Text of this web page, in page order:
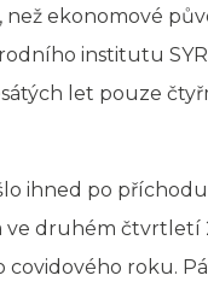
než ekonomové
institutu
let pouze
ihned po
druhém čtvrtletí
roku.